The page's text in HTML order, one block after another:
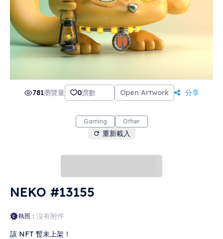
781瀏覽量 0讚數 Open Artwork 分享
Gaming Other
重新載入
NEKO #13155
執照： 沒有附件
該 NFT 暫未上架！